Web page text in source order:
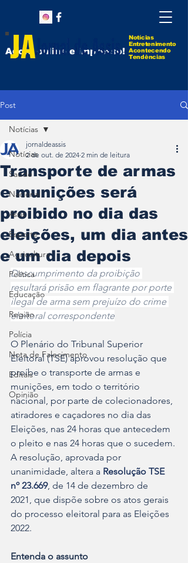
Notícias
Entretenimento
Acontecendo
Tendências
Agora online e impresso!
Post
Notícias
Saúde
Nacional
Assis
Esporte
Agricultura
Política
Educação
Região
Polícia
Nota de Falecimento
Editais
Opinião
Notícias
Transporte de armas
e munições será
proibido no dia das
eleições, um dia antes
e um dia depois
jornaldeassis
2 de out. de 2024 2 min de leitura
Descumprimento da proibição
resultará prisão em flagrante por porte
ilegal de arma sem prejuízo do crime
eleitoral correspondente
O Plenário do Tribunal Superior
Eleitoral (TSE) aprovou resolução que
proíbe o transporte de armas e
munições, em todo o território
nacional, por parte de colecionadores,
atiradores e caçadores no dia das
Eleições, nas 24 horas que antecedem
o pleito e nas 24 horas que o sucedem.
A resolução, aprovada por
unanimidade, altera a Resolução TSE
nº 23.669, de 14 de dezembro de
2021, que dispõe sobre os atos gerais
do processo eleitoral para as Eleições
2022.
Entenda o assunto